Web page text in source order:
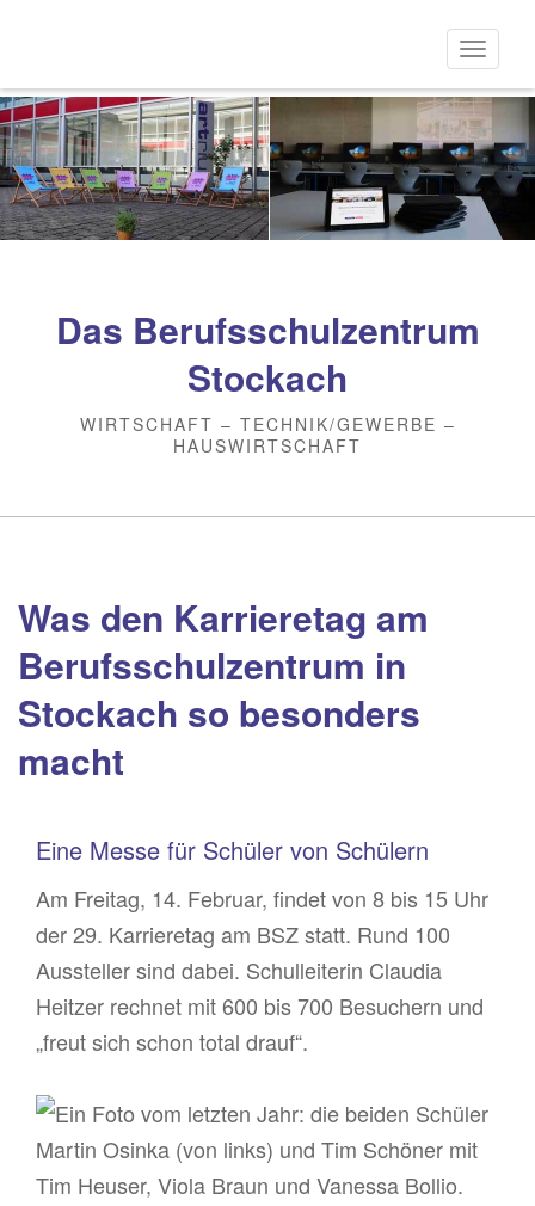
Inhalt
Das Berufsschulzentrum
Stockach
WIRTSCHAFT – TECHNIK/GEWERBE –
HAUSWIRTSCHAFT
Was den Karrieretag am
Berufsschulzentrum in
Stockach so besonders
macht
Eine Messe für Schüler von Schülern
Am Freitag, 14. Februar, findet von 8 bis 15 Uhr
der 29. Karrieretag am BSZ statt. Rund 100
Aussteller sind dabei. Schulleiterin Claudia
Heitzer rechnet mit 600 bis 700 Besuchern und
„freut sich schon total drauf“.